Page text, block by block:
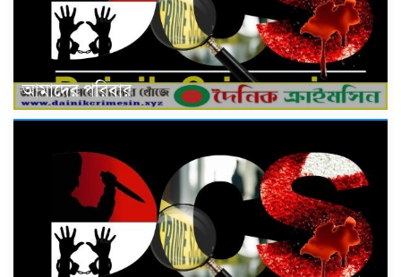
আমাদের পরিবার